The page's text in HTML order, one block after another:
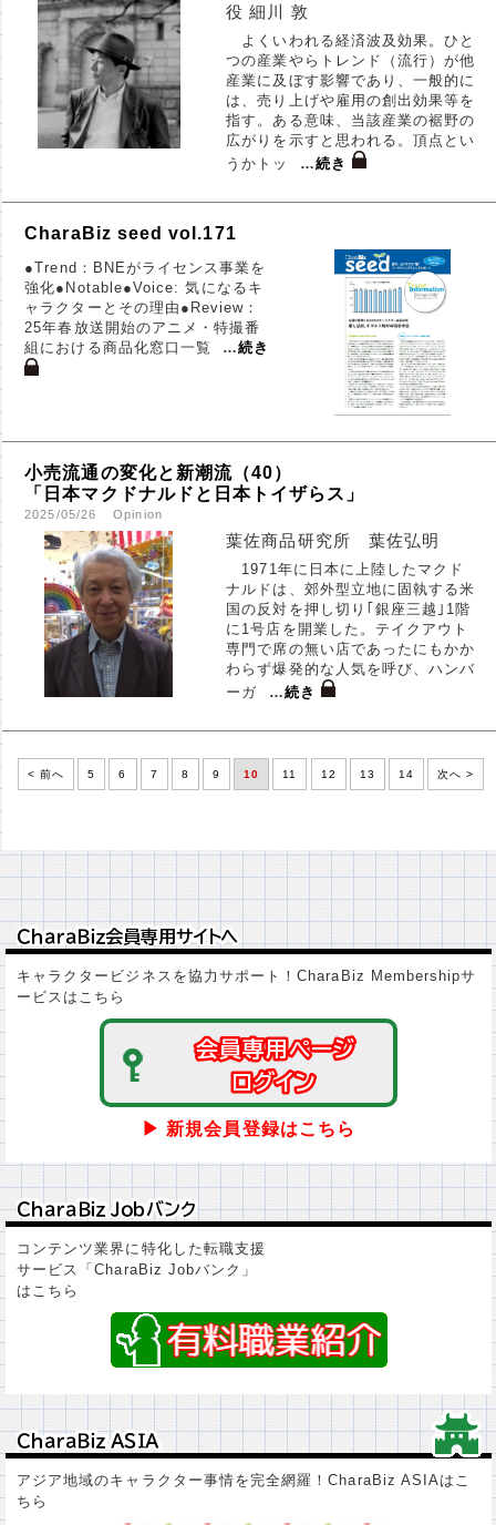
役 細川 敦
よくいわれる経済波及効果。ひと
つの産業やらトレンド（流行）が他
産業に及ぼす影響であり、一般的に
は、売り上げや雇用の創出効果等を
指す。ある意味、当該産業の裾野の
広がりを示すと思われる。頂点とい
うかトッ
…続き
CharaBiz seed vol.171
●Trend：BNEがライセンス事業を
強化●Notable●Voice: 気になるキ
ャラクターとその理由●Review：
25年春放送開始のアニメ・特撮番
組における商品化窓口一覧
…続き
小売流通の変化と新潮流（40）
「日本マクドナルドと日本トイザらス」
2025/05/26 Opinion
葉佐商品研究所 葉佐弘明
1971年に日本に上陸したマクド
ナルドは、郊外型立地に固執する米
国の反対を押し切り｢銀座三越｣1階
に1号店を開業した。テイクアウト
専門で席の無い店であったにもかか
わらず爆発的な人気を呼び、ハンバ
ーガ
…続き
< 前へ 5 6 7 8 9 10 11 12 13 14 次へ >
ＣｈａｒａＢｉｚ会員専用サイトへ
ＣｈａｒａＢｉｚ会員専用サイトへ
キャラクタービジネスを協力サポート！CharaBiz Membershipサ
ービスはこちら
会員専用ページ
会員専用ページ
ログイン
ログイン
▶ 新規会員登録はこちら
ＣｈａｒａＢｉｚ Ｊｏｂバンク
ＣｈａｒａＢｉｚ Ｊｏｂバンク
コンテンツ業界に特化した転職支援
サービス「CharaBiz Jobバンク」
はこちら
ＣｈａｒａＢｉｚ ＡＳＩＡ
ＣｈａｒａＢｉｚ ＡＳＩＡ
アジア地域のキャラクター事情を完全網羅！CharaBiz ASIAはこ
ちら